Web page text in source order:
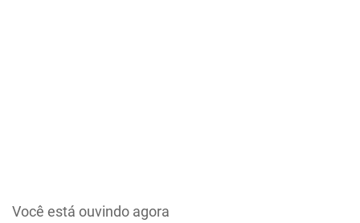
Você está ouvindo agora